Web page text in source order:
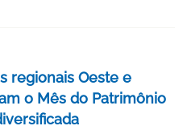
regionais Oeste e
o Mês do Patrimônio